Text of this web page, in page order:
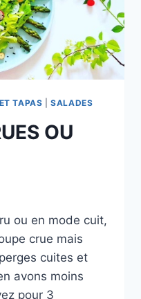
TAPAS |SALADES
OU
ou en mode cuit,
crue mais
cuites et
avons moins
pour 3